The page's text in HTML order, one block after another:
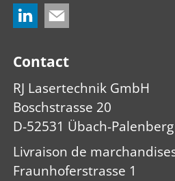
Contact
RJ Lasertechnik GmbH
Boschstrasse 20
D-52531 Übach-Palenberg
Livraison de
Fraunhoferstrasse 1